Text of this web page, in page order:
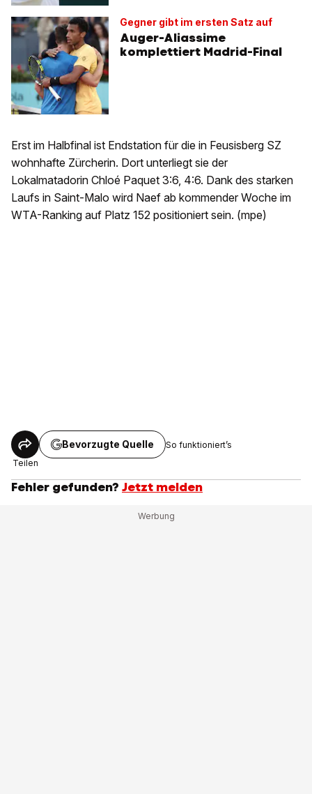
Gegner gibt im ersten Satz auf
Auger-Aliassime
komplettiert Madrid-Final
Erst im Halbfinal ist Endstation für die in Feusisberg SZ
wohnhafte Zürcherin. Dort unterliegt sie der
Lokalmatadorin Chloé Paquet 3:6, 4:6. Dank des starken
Laufs in Saint-Malo wird Naef ab kommender Woche im
WTA-Ranking auf Platz 152 positioniert sein. (mpe)
Teilen
Bevorzugte Quelle So funktioniert’s
Fehler gefunden? Jetzt melden